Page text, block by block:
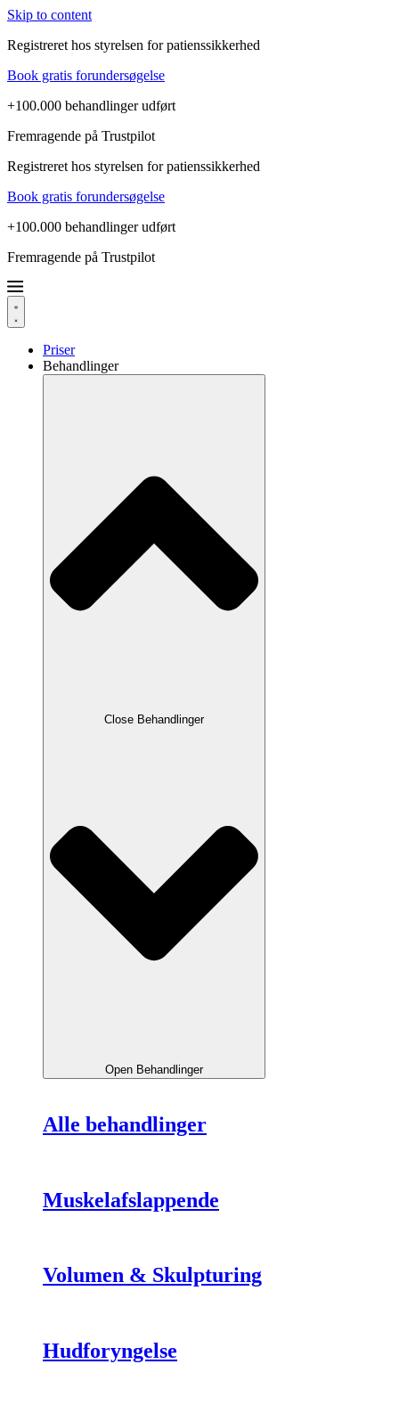
Skip to content
Registreret hos styrelsen for patienssikkerhed
Book gratis forundersøgelse
+100.000 behandlinger udført
Fremragende på Trustpilot
Registreret hos styrelsen for patienssikkerhed
Book gratis forundersøgelse
+100.000 behandlinger udført
Fremragende på Trustpilot
Priser
Behandlinger
Close Behandlinger
Open Behandlinger
Alle behandlinger
Muskelafslappende
Volumen & Skulpturing
Hudforyngelse